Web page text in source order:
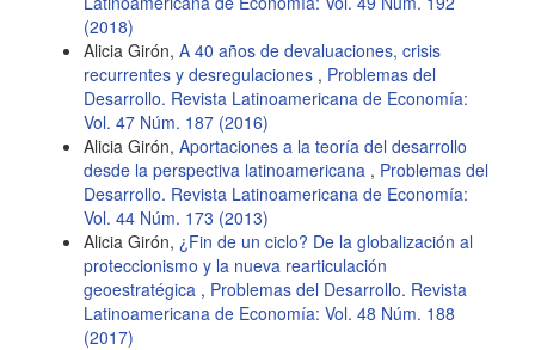
(2018)
Alicia Girón, A 40 años de devaluaciones, crisis
recurrentes y desregulaciones , Problemas del
Desarrollo. Revista Latinoamericana de Economía:
Vol. 47 Núm. 187 (2016)
Alicia Girón, Aportaciones a la teoría del desarrollo
desde la perspectiva latinoamericana , Problemas del
Desarrollo. Revista Latinoamericana de Economía:
Vol. 44 Núm. 173 (2013)
Alicia Girón, ¿Fin de un ciclo? De la globalización al
proteccionismo y la nueva rearticulación
geoestratégica , Problemas del Desarrollo. Revista
Latinoamericana de Economía: Vol. 48 Núm. 188
(2017)